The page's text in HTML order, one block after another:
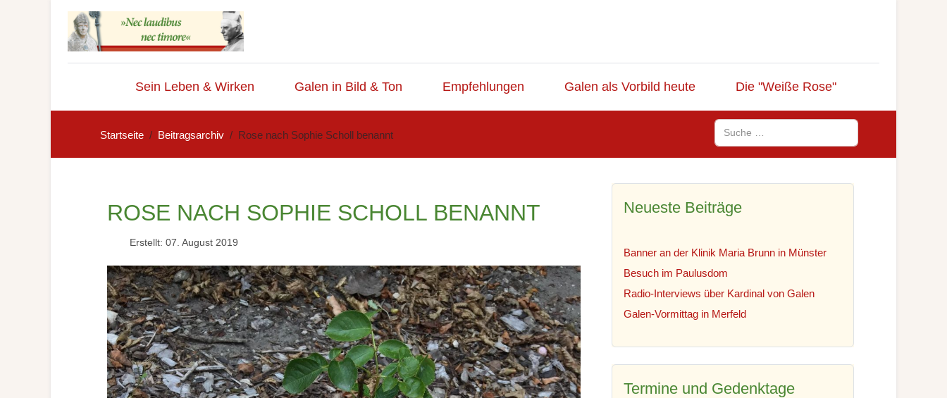
Sein Leben & Wirken Galen in Bild & Ton Empfehlungen Galen als Vorbild heute Die "Weiße Rose"
Startseite Beitragsarchiv Rose nach Sophie Scholl benannt
Suchen
ROSE NACH SOPHIE SCHOLL BENANNT
Erstellt: 07. August 2019
Neueste Beiträge
Banner an der Klinik Maria Brunn in Münster
Besuch im Paulusdom
Radio-Interviews über Kardinal von Galen
Galen-Vormittag in Merfeld
Termine und Gedenktage